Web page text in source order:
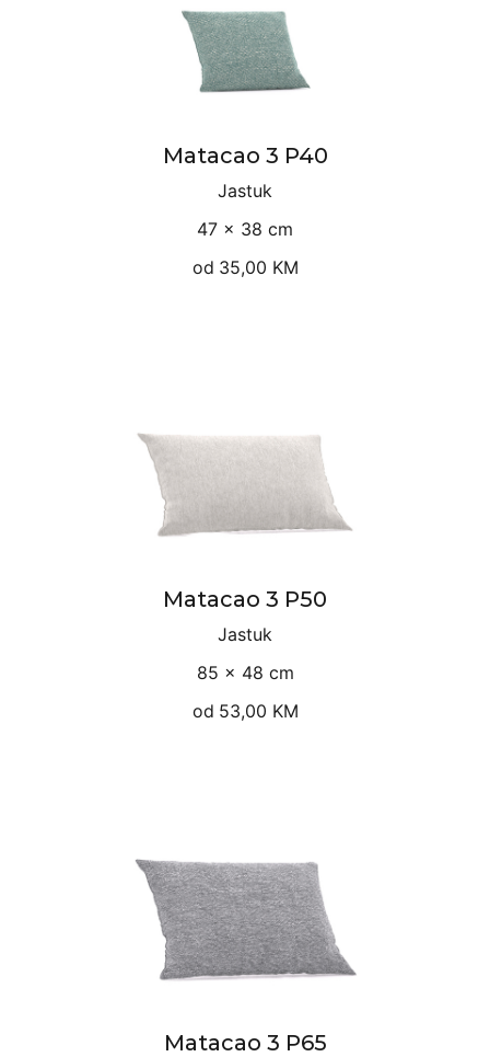
Matacao 3 P40
Jastuk
47 × 38 cm
od 35,00 KM
Matacao 3 P50
Jastuk
85 × 48 cm
od 53,00 KM
Matacao 3 P65